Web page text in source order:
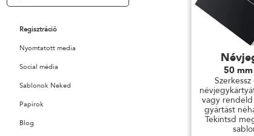
Regisztráció
Nyomtatott media
Social média
Sablonok Neked
Papírok
Blog
50
vagy
gyártást
Tekintsd